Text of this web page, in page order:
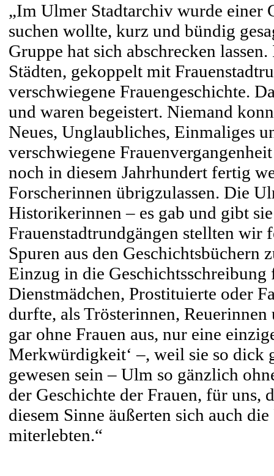
„Im Ulmer Stadtarchiv wurde einer
suchen wollte, kurz und bündig
Gruppe hat sich abschrecken
Städten, gekoppelt mit
verschwiegene Frauengeschichte.
und waren begeistert. Niemand
Neues, Unglaubliches, Einmaliges
verschwiegene
noch in diesem Jahrhundert fertig
Forscherinnen übrigzulassen. Die
Historikerinnen – es gab und gibt
Frauenstadtrundgängen stellten wir
Spuren aus den Geschichtsbüchern
Einzug in die Geschichtsschreibung
Dienstmädchen, Prostituierte oder
durfte, als Trösterinnen,
gar ohne Frauen aus, nur eine
Merkwürdigkeit‘ –, weil sie so dick
gewesen sein – Ulm so gänzlich
der Geschichte der Frauen, für
diesem Sinne äußerten sich auch
miterlebten.“